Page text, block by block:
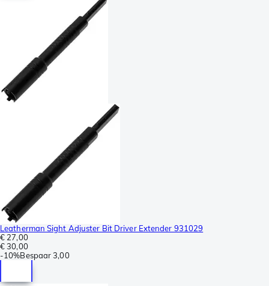
Leatherman Sight Adjuster Bit Driver Extender 931029
€ 27,00
€ 30,00
-10%Bespaar 3,00